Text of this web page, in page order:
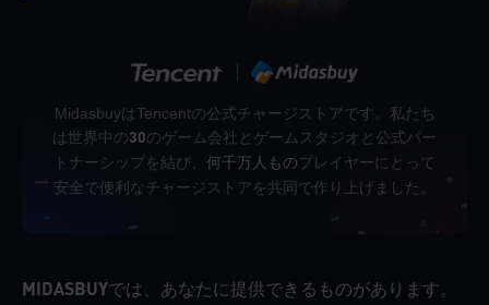
MidasbuyはTencentの公式チャージストアです。私たち
は世界中の30のゲーム会社とゲームスタジオと公式パー
トナーシップを結び、 何千万人ものプレイヤーにとって
安全で便利なチャージストアを共同で作り上げました。
MIDASBUYでは、あなたに提供できるものがあります。